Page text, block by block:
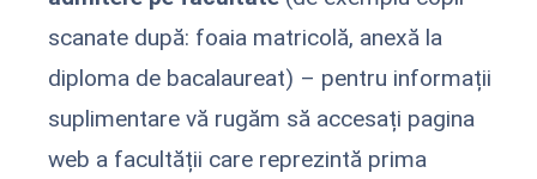
scanate după: foaia matricolă, anexă la
diploma de bacalaureat) – pentru informații
suplimentare vă rugăm să accesați pagina
web a facultății care reprezintă prima